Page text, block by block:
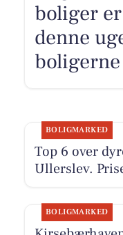
boliger
denne
BOLIGMARKED
Top 6 over
Ullerslev.
BOLIGMARKED